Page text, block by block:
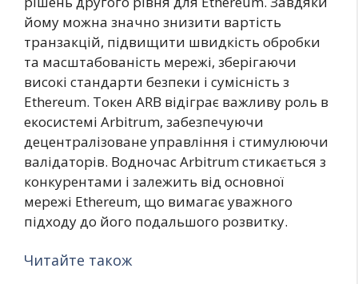
йому можна значно знизити вартість
транзакцій, підвищити швидкість обробки
та масштабованість мережі, зберігаючи
високі стандарти безпеки і сумісність з
Ethereum. Токен ARB відіграє важливу роль в
екосистемі Arbitrum, забезпечуючи
децентралізоване управління і стимулюючи
валідаторів. Водночас Arbitrum стикається з
конкурентами і залежить від основної
мережі Ethereum, що вимагає уважного
підходу до його подальшого розвитку.
Читайте також